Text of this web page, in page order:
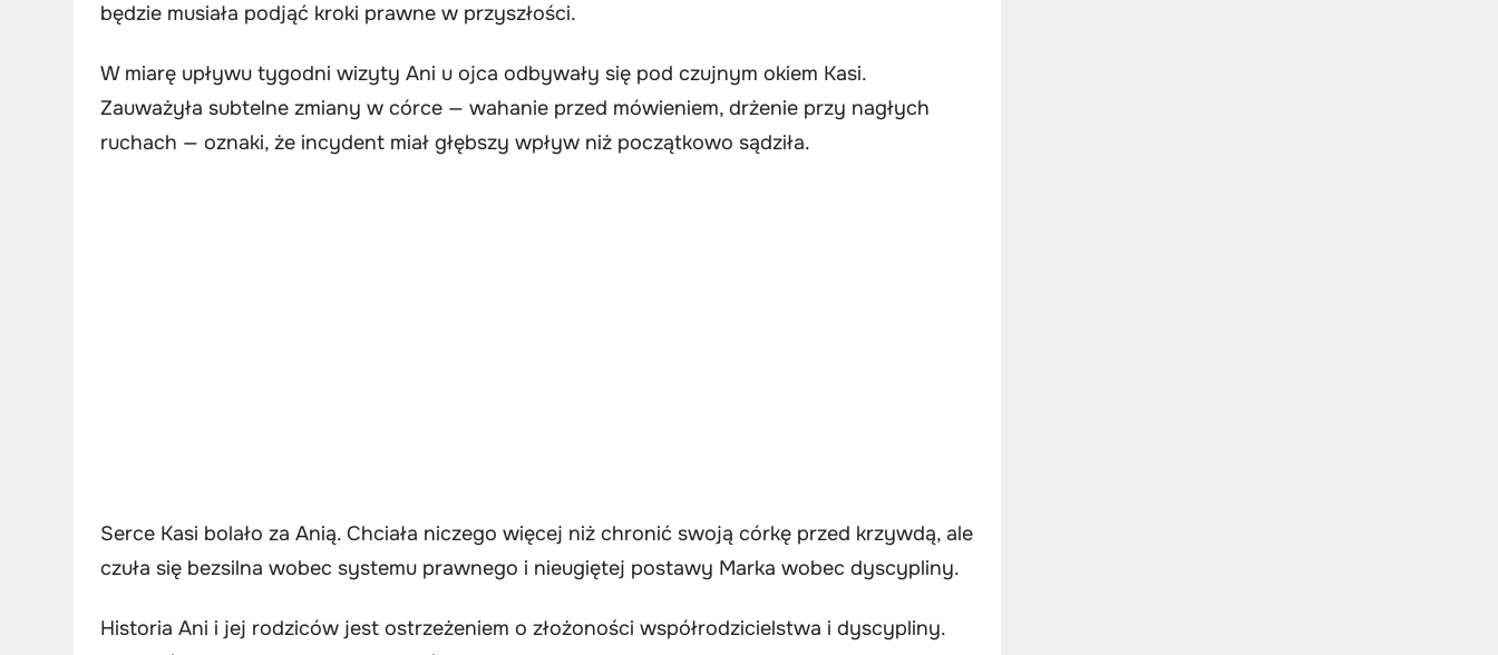
będzie musiała podjąć kroki prawne w przyszłości.
W miarę upływu tygodni wizyty Ani u ojca odbywały się pod czujnym okiem Kasi.
Zauważyła subtelne zmiany w córce — wahanie przed mówieniem, drżenie przy nagłych
ruchach — oznaki, że incydent miał głębszy wpływ niż początkowo sądziła.
Serce Kasi bolało za Anią. Chciała niczego więcej niż chronić swoją córkę przed krzywdą, ale
czuła się bezsilna wobec systemu prawnego i nieugiętej postawy Marka wobec dyscypliny.
Historia Ani i jej rodziców jest ostrzeżeniem o złożoności współrodzicielstwa i dyscypliny.